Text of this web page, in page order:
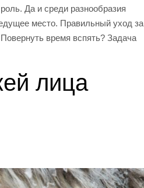
Да и среди разнообразия
место. Правильный уход за
время вспять? Задача
лица